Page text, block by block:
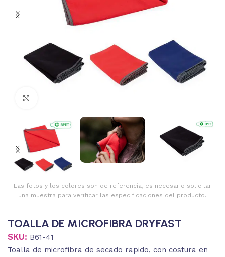
Las fotos y los colores son de referencia, es necesario solicitar
una muestra para verificar las especificaciones del producto.
TOALLA DE MICROFIBRA DRYFAST
SKU: B61-41
Toalla de microfibra de secado rapido, con costura en